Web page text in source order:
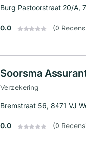
Burg Pastoorstraat 20/A,
0.0 (0
Soorsma
Verzekering
Bremstraat 56, 8471 VJ
0.0 (0